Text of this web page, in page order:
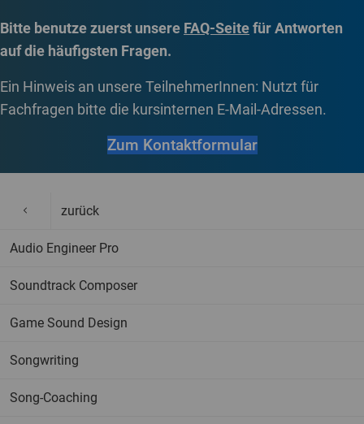
Bitte benutze zuerst unsere FAQ-Seitefür Antworten
auf die häufigsten Fragen.
Ein Hinweis an unsere TeilnehmerInnen: Nutzt für
Fachfragen bitte die kursinternen E-Mail-Adressen.
Zum Kontaktformular
zurück
Audio Engineer Pro
Soundtrack Composer
Game Sound Design
Songwriting
Song-Coaching